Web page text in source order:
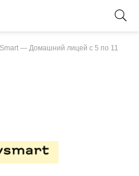
— Домашний лицей с 5 по 11